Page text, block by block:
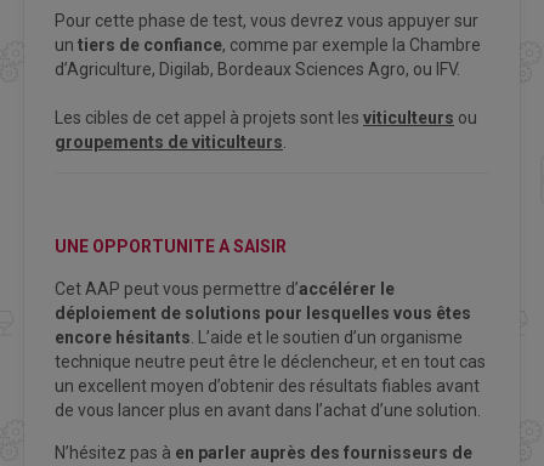
Pour cette phase de test, vous devrez vous appuyer sur
un tiers de confiance, comme par exemple la Chambre
d’Agriculture, Digilab, Bordeaux Sciences Agro, ou IFV.
Les cibles de cet appel à projets sont les viticulteurs ou
groupements de viticulteurs
UNE OPPORTUNITE A SAISIR
Cet AAP peut vous permettre d’accélérer le
déploiement de solutions pour lesquelles vous êtes
encore hésitants . L’aide et le soutien d’un organisme
technique neutre peut être le déclencheur, et en tout cas
un excellent moyen d’obtenir des résultats fiables avant
de vous lancer plus en avant dans l’achat d’une solution.
N’hésitez pas à en parler auprès des fournisseurs de